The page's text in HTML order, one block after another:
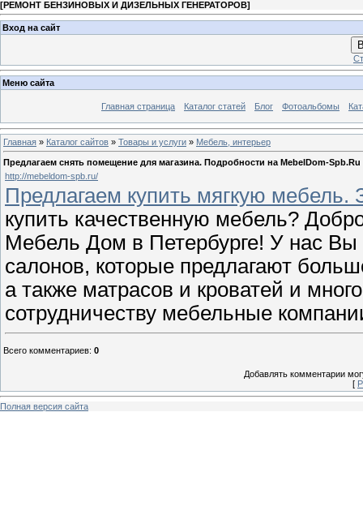
[РЕМОНТ БЕНЗИНОВЫХ И ДИЗЕЛЬНЫХ ГЕНЕРАТОРОВ]
Вход на сайт
Меню сайта
Главная страница Каталог статей Блог Фотоальбомы
Главная » Каталог сайтов » Товары и услуги » Мебель, интерьер
Предлагаем снять помещение для магазина. Подробности на MebelDom-Spb.Ru
http://mebeldom-spb.ru/
Предлагаем купить мягкую мебель.
купить качественную мебель?
Мебель Дом в Петербурге! У нас
салонов, которые предлагают
а также матрасов и кроватей и
сотрудничеству мебельные
Всего комментариев: 0
Добавлять комментарии
[
Полная версия сайта